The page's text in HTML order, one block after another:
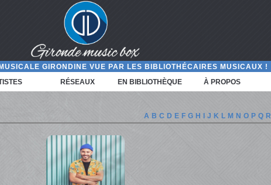
GIRONDINE VUE PAR LES BIBLIOTHÉCAIRES MUSICAUX !
RÉSEAUX EN BIBLIOTHÈQUE À PROPOS
A B C D E F G H I J K L M N O P Q R